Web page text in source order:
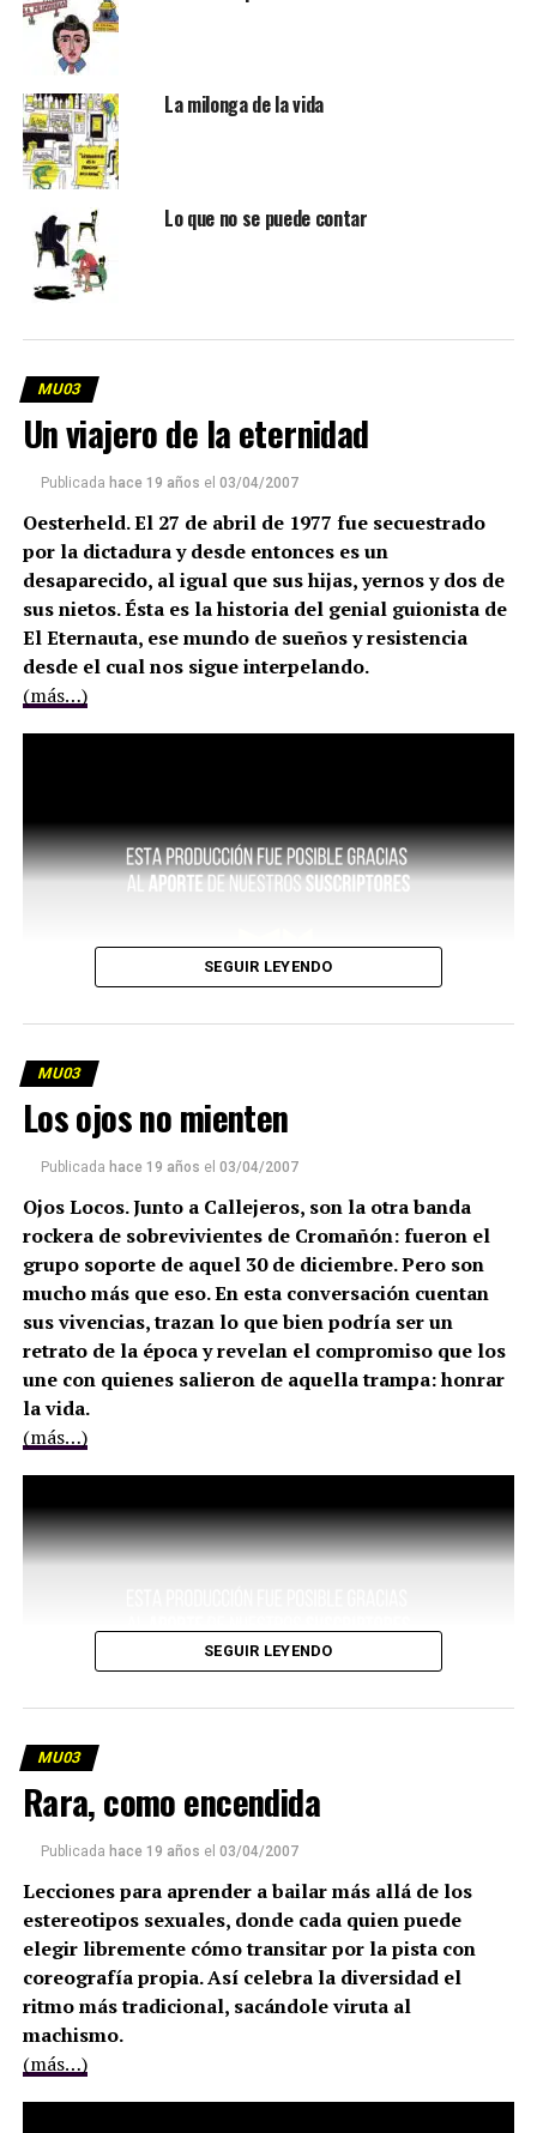
La milonga de la vida
Lo que no se puede contar
MU03
Un viajero de la eternidad
Publicada hace 19 años el 03/04/2007
Oesterheld. El 27 de abril de 1977 fue secuestrado
por la dictadura y desde entonces es un
desaparecido, al igual que sus hijas, yernos y dos de
sus nietos. Ésta es la historia del genial guionista de
El Eternauta, ese mundo de sueños y resistencia
desde el cual nos sigue interpelando.
(más…)
SEGUIR LEYENDO
MU03
Los ojos no mienten
Publicada hace 19 años el 03/04/2007
Ojos Locos. Junto a Callejeros, son la otra banda
rockera de sobrevivientes de Cromañón: fueron el
grupo soporte de aquel 30 de diciembre. Pero son
mucho más que eso. En esta conversación cuentan
sus vivencias, trazan lo que bien podría ser un
retrato de la época y revelan el compromiso que los
une con quienes salieron de aquella trampa: honrar
la vida.
(más…)
SEGUIR LEYENDO
MU03
Rara, como encendida
Publicada hace 19 años el 03/04/2007
Lecciones para aprender a bailar más allá de los
estereotipos sexuales, donde cada quien puede
elegir libremente cómo transitar por la pista con
coreografía propia. Así celebra la diversidad el
ritmo más tradicional, sacándole viruta al
machismo.
(más…)